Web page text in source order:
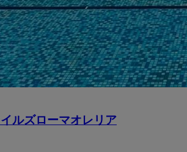
ルズローマオレリア